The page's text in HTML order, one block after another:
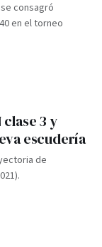
consagró
en el torneo
3 y
escudería
de